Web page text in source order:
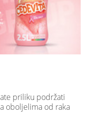
priliku podržati
oboljelima od raka